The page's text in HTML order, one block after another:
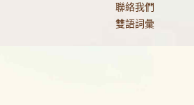
聯絡我們
雙語詞彙